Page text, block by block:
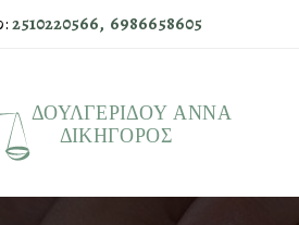
2510220566, 6986658605